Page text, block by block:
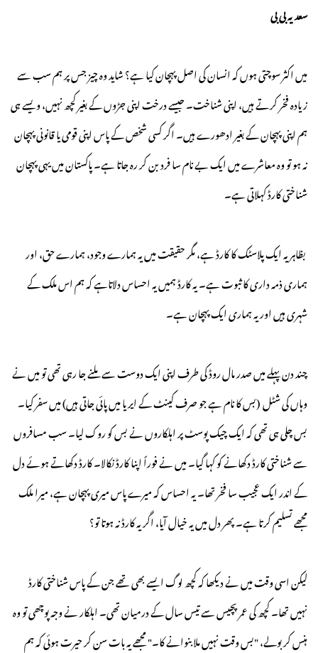
سعدیہ بی بی
میں اکثر سوچتی ہوں کہ انسان کی اصل پہچان کیا ہے؟ شاید وہ چیز جس پر ہم سب سے
زیادہ فخر کرتے ہیں، اپنی شناخت۔ جیسے درخت اپنی جڑوں کے بغیر کچھ نہیں، ویسے ہی
ہم اپنی پہچان کے بغیر ادھورے ہیں۔ اگر کسی شخص کے پاس اپنی قومی یا قانونی پہچان
نہ ہو تو وہ معاشرے میں ایک بے نام سا فرد بن کر رہ جاتا ہے۔ پاکستان میں یہی پہچان
شناختی کارڈ کہلاتی ہے۔
بظاہر یہ ایک پلاسٹک کا کارڈ ہے، مگر حقیقت میں یہ ہمارے وجود، ہمارے حق، اور
ہماری ذمہ داری کا ثبوت ہے۔ یہ کارڈ ہمیں یہ احساس دلاتاہے کہ ہم اس ملک کے
شہری ہیں اور یہ ہماری ایک پہچان ہے۔
چند دن پہلے میں صدر مال روڈ کی طرف اپنی ایک دوست سے ملنے جا رہی تھی تو میں نے
وہاں کی شٹل (بس کا نام ہے جو صرف کینٹ کے ایریا میں پائی جاتی ہیں) میں سفر کیا۔
بس چلی ہی تھی کہ ایک چیک پوسٹ پر اہلکاروں نے بس کو روک لیا۔ سب مسافروں
سے شناختی کارڈ دکھانے کو کہا گیا۔ میں نے فوراً اپنا کارڈ نکالا۔ کارڈ دکھاتے ہوئے دل
کے اندر ایک عجیب سا فخر تھا۔ یہ احساس کہ میرے پاس میری پہچان ہے، میرا ملک
مجھے تسلیم کرتا ہے۔ پھر دل میں یہ خیال آیا، اگر یہ کارڈ نہ ہوتا تو؟
لیکن اسی وقت میں نے دیکھا کہ کچھ لوگ ایسے بھی تھے جن کے پاس شناختی کارڈ
نہیں تھا۔ کچھ کی عمر پچیس سے تیس سال کے درمیان تھی۔ اہلکار نے وجہ پوچھی تو وہ
ہنس کر بولے، "بس وقت نہیں ملا بنوانے کا۔" مجھے یہ بات سن کر حیرت ہوئی کہ ہم